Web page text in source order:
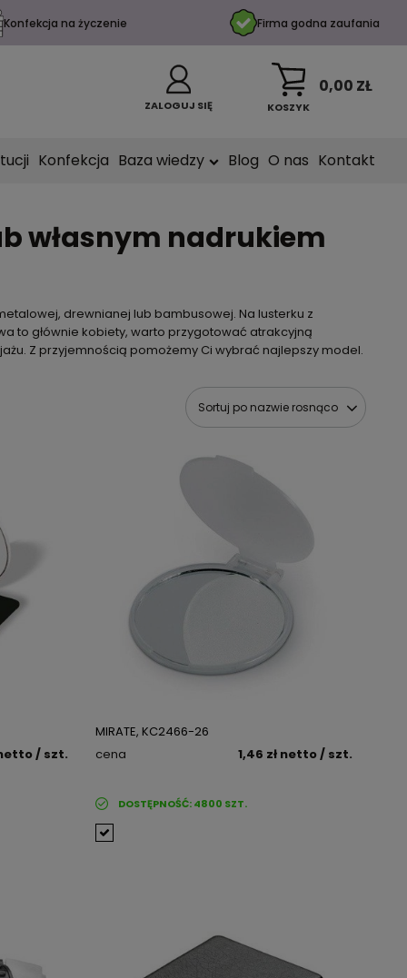
Konfekcja na życzenie Firma godna zaufania
ZALOGUJ SIĘ KOSZYK
0,00 ZŁ
Konfekcja Baza wiedzy Blog O nas Kontakt
własnym nadrukiem
drewnianej lub bambusowej. Na lusterku z
to głównie kobiety, warto przygotować atrakcyjną
Z przyjemnością pomożemy Ci wybrać najlepszy model.
Sortuj po nazwie rosnąco
/ szt.
MIRATE, KC2466-26
cena
1,46 złnetto/ szt.
DOSTĘPNOŚĆ:4800 SZT.